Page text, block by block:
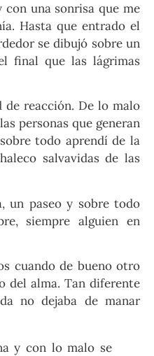
una sonrisa que me
Hasta que entrado el
se dibujó sobre un
final que las lágrimas
de reacción. De lo malo
personas que generan
todo aprendí de la
salvavidas de las
un paseo y sobre todo
siempre alguien en
cuando de bueno otro
del alma. Tan diferente
no dejaba de manar
y con lo malo se